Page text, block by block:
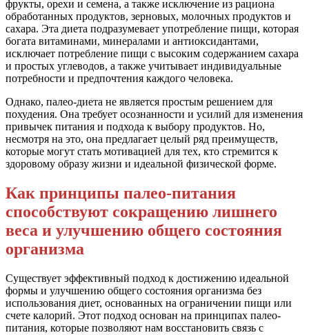
фрукты, орехи и семена, а также исключение из рациона
обработанных продуктов, зерновых, молочных продуктов и
сахара. Эта диета подразумевает употребление пищи, которая
богата витаминами, минералами и антиоксидантами,
исключает потребление пищи с высоким содержанием сахара
и простых углеводов, а также учитывает индивидуальные
потребности и предпочтения каждого человека.
Однако, палео-диета не является простым решением для
похудения. Она требует осознанности и усилий для изменения
привычек питания и подхода к выбору продуктов. Но,
несмотря на это, она предлагает целый ряд преимуществ,
которые могут стать мотивацией для тех, кто стремится к
здоровому образу жизни и идеальной физической форме.
Как принципы палео-питания
способствуют сокращению лишнего
веса и улучшению общего состояния
организма
Существует эффективный подход к достижению идеальной
формы и улучшению общего состояния организма без
использования диет, основанных на ограничении пищи или
счете калорий. Этот подход основан на принципах палео-
питания, которые позволяют нам восстановить связь с